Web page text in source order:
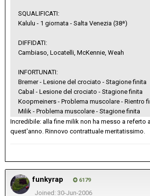
SQUALIFICATI:
Kalulu - 1 giornata - Salta Venezia (38ª)
DIFFIDATI:
Cambiaso, Locatelli, McKennie, Weah
INFORTUNATI:
Bremer - Lesione del crociato - Stagione finita
Cabal - Lesione del crociato - Stagione finita
Koopmeiners - Problema muscolare - Rientro
Milik - Problema muscolare - Stagione finita
Incredibile: alla fine milik non ha messo a referto
quest'anno. Rinnovo contrattuale meritatissimo.
funkyrap 6179
Joined: 30-Jun-2006